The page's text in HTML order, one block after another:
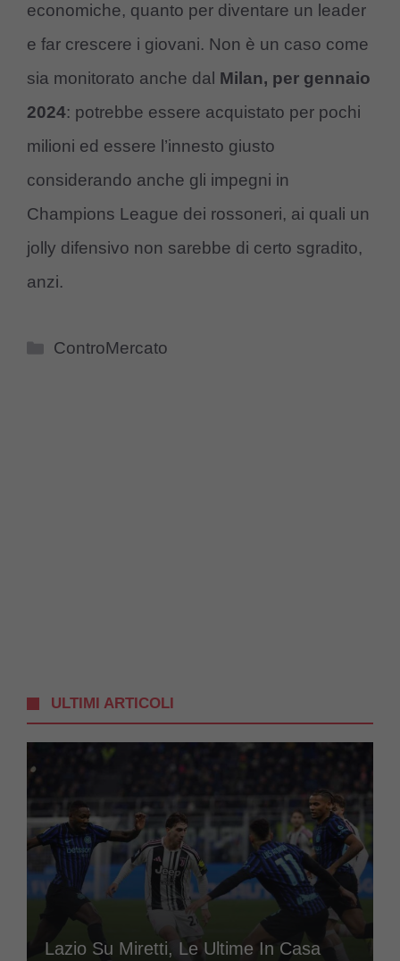
economiche, quanto per diventare un leader
e far crescere i giovani. Non è un caso come
sia monitorato anche dal Milan, per gennaio
2024: potrebbe essere acquistato per pochi
milioni ed essere l’innesto giusto
considerando anche gli impegni in
Champions League dei rossoneri, ai quali un
jolly difensivo non sarebbe di certo sgradito,
anzi.
Categorie
ControMercato
ULTIMI ARTICOLI
Lazio Su Miretti, Le Ultime In Casa